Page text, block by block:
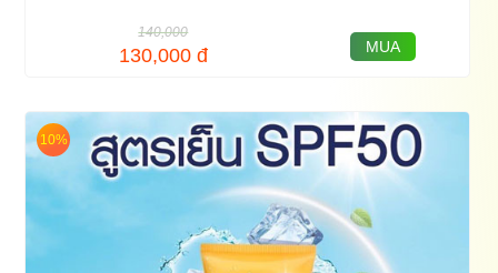
140,000
130,000 đ MUA
10%